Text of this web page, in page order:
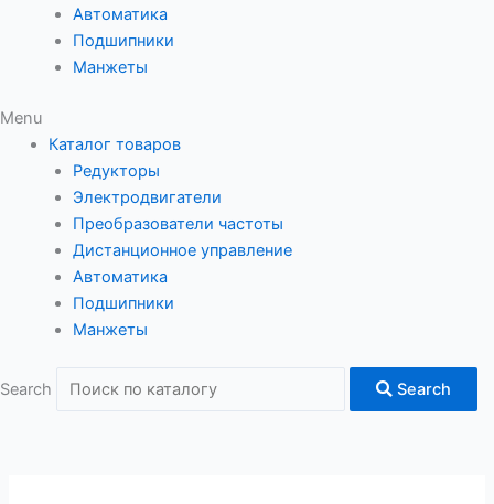
Автоматика
Подшипники
Манжеты
Menu
Каталог товаров
Редукторы
Электродвигатели
Преобразователи частоты
Дистанционное управление
Автоматика
Подшипники
Манжеты
Search Search